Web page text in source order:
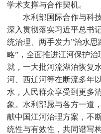
学术支撑与合作契机。
水利部国际合作与科
深入贯彻落实习近平总书
统治理、两手发力”治水
略”，全面推进江河保护
就，一大批河流湖泊恢复
河、西辽河等在断流多年
水，人民群众享受到更多
象。水利部愿与各方一道
献中国江河治理方案，不
统性与有效性，共同谱写